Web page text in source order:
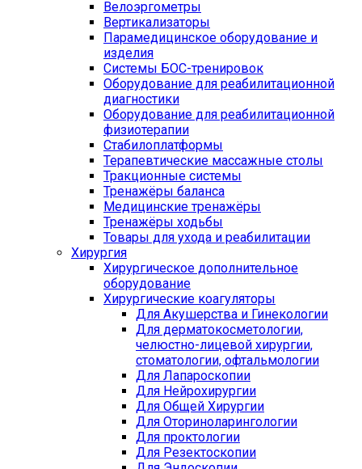
Велоэргометры
Вертикализаторы
Парамедицинское оборудование и
изделия
Системы БОС-тренировок
Оборудование для реабилитационной
диагностики
Оборудование для реабилитационной
физиотерапии
Стабилоплатформы
Терапевтические массажные столы
Тракционные системы
Тренажёры баланса
Медицинские тренажёры
Тренажёры ходьбы
Товары для ухода и реабилитации
Хирургия
Хирургическое дополнительное
оборудование
Хирургические коагуляторы
Для Акушерства и Гинекологии
Для дерматокосметологии,
челюстно-лицевой хирургии,
стоматологии, офтальмологии
Для Лапароскопии
Для Нейрохирургии
Для Общей Хирургии
Для Оториноларингологии
Для проктологии
Для Резектоскопии